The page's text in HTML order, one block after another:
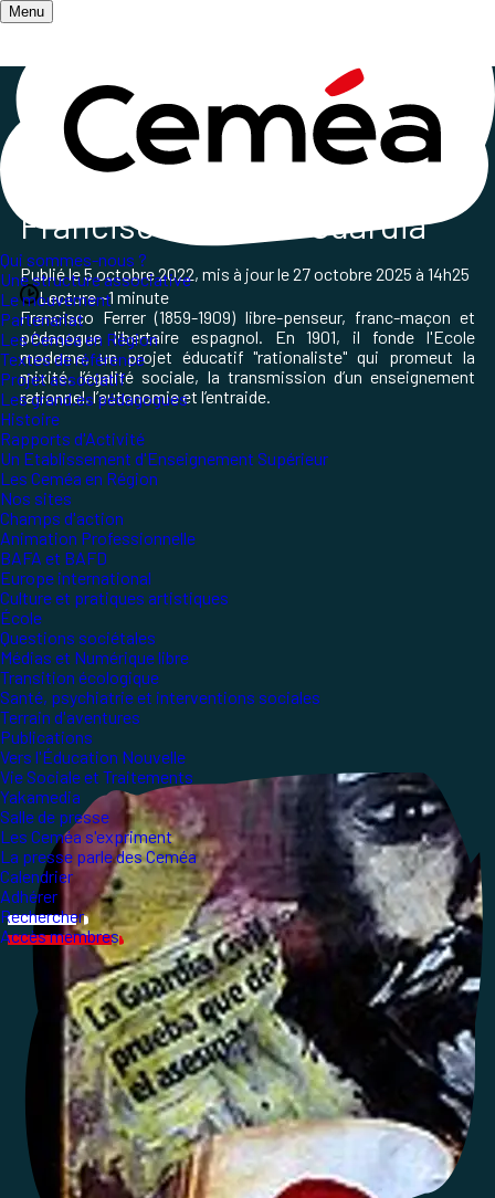
Menu
Qui sommes-nous ?
Une structure associative
Le mouvement
Partenariat
Les Ceméa en Région
Textes de référence
Projet associatif
Les grand.es pédagogues
Histoire
Rapports d'Activité
Un Etablissement d'Enseignement Supérieur
Les Ceméa en Région
Nos sites
Champs d'action
Animation Professionnelle
BAFA et BAFD
Europe international
Culture et pratiques artistiques
École
Questions sociétales
Médias et Numérique libre
Transition écologique
Santé, psychiatrie et interventions sociales
Terrain d'aventures
Publications
Vers l'Éducation Nouvelle
Vie Sociale et Traitements
Yakamedia
Salle de presse
Les Ceméa s'expriment
La presse parle des Ceméa
Calendrier
Adhérer
Rechercher
Accès membres
Accueil/
Qui sommes-nous ?
Les grands et grandes pédagogues
Les grand·es pédagogues
Francisco Ferrer Y Guardia
Publié le5 octobre 2022, mis à jour le27 octobre 2025 à 14h25
Lecture ~1 minute
Francisco Ferrer (1859-1909) libre-penseur, franc-maçon et
pédagogue libertaire espagnol. En 1901, il fonde l'Ecole
moderne, un projet éducatif "rationaliste" qui promeut la
mixité, l’égalité sociale, la transmission d’un enseignement
rationnel, l’autonomie et l’entraide.